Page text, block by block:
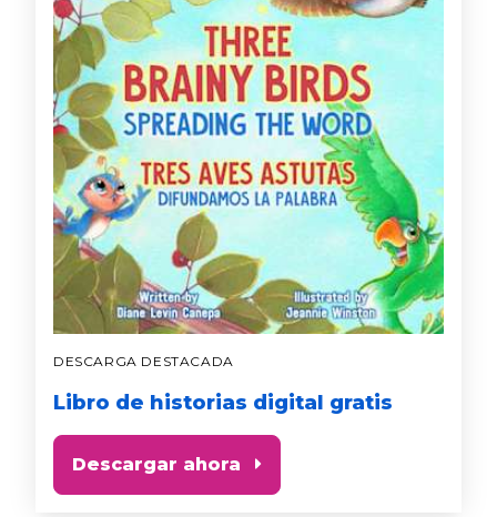
DESCARGA DESTACADA
Libro de historias digital gratis
Descargar ahora